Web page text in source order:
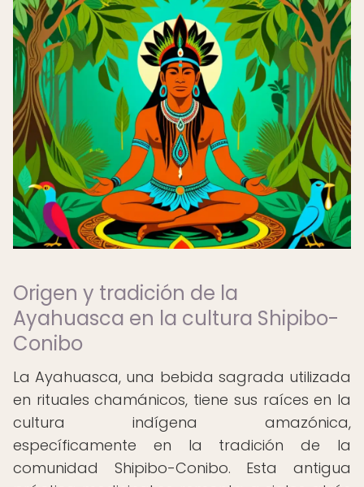
Origen y tradición de la
Ayahuasca en la cultura Shipibo-
Conibo
La Ayahuasca, una bebida sagrada utilizada
en rituales chamánicos, tiene sus raíces en la
cultura indígena amazónica,
específicamente en la tradición de la
comunidad Shipibo-Conibo. Esta antigua